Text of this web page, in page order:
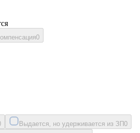
0
Выдается, но удерживается из ЗП0